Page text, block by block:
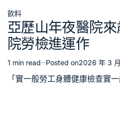
Posted
in
飲料
亞歷山年夜醫院
院勞檢進運作
Estimated
read
1 min read Posted on2026 年 3 月
「實一般勞工身體健康檢查實